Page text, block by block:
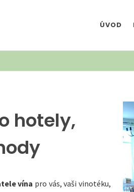
ÚVOD
hotely,
vína pro vás, vaši vinotéku,